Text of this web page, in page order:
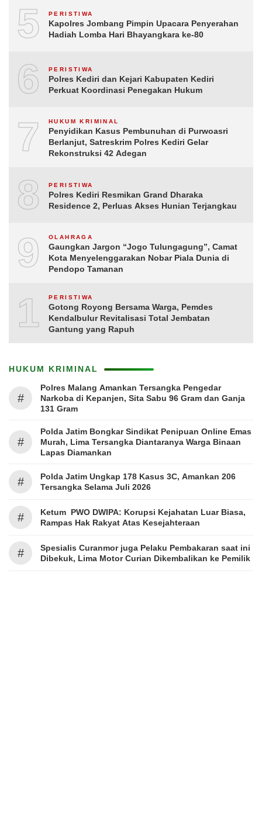
5 PERISTIWA
Kapolres Jombang Pimpin Upacara Penyerahan
Hadiah Lomba Hari Bhayangkara ke-80
6 PERISTIWA
Polres Kediri dan Kejari Kabupaten Kediri
Perkuat Koordinasi Penegakan Hukum
7 HUKUM KRIMINAL
Penyidikan Kasus Pembunuhan di Purwoasri
Berlanjut, Satreskrim Polres Kediri Gelar
Rekonstruksi 42 Adegan
8 PERISTIWA
Polres Kediri Resmikan Grand Dharaka
Residence 2, Perluas Akses Hunian Terjangkau
9 OLAHRAGA
Gaungkan Jargon “Jogo Tulungagung”, Camat
Kota Menyelenggarakan Nobar Piala Dunia di
Pendopo Tamanan
10PERISTIWA
Gotong Royong Bersama Warga, Pemdes
Kendalbulur Revitalisasi Total Jembatan
Gantung yang Rapuh
HUKUM KRIMINAL
#
Polres Malang Amankan Tersangka Pengedar
Narkoba di Kepanjen, Sita Sabu 96 Gram dan Ganja
131 Gram
#
Polda Jatim Bongkar Sindikat Penipuan Online Emas
Murah, Lima Tersangka Diantaranya Warga Binaan
Lapas Diamankan
#
Polda Jatim Ungkap 178 Kasus 3C, Amankan 206
Tersangka Selama Juli 2026
#
Ketum PWO DWIPA: Korupsi Kejahatan Luar Biasa,
Rampas Hak Rakyat Atas Kesejahteraan
#
Spesialis Curanmor juga Pelaku Pembakaran saat ini
Dibekuk, Lima Motor Curian Dikembalikan ke Pemilik